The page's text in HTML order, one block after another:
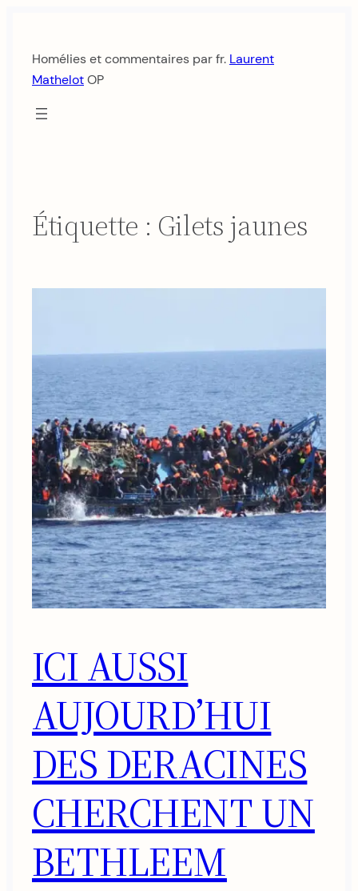
contenu
Homélies et commentaires par fr. Laurent
MathelotOP
Étiquette : Gilets jaunes
ICI AUSSI
AUJOURD’HUI
DES DERACINES
CHERCHENT UN
BETHLEEM